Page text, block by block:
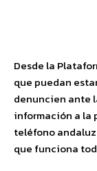
Desde la
que puedan
denuncien ante
información a la
teléfono
que funciona